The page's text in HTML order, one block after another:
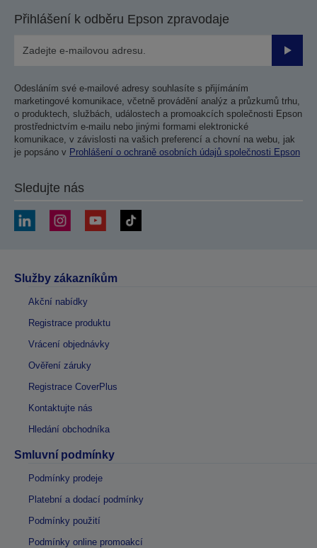
Přihlášení k odběru Epson zpravodaje
Odesláním své e-mailové adresy souhlasíte s přijímáním
marketingové komunikace, včetně provádění analýz a průzkumů trhu,
o produktech, službách, událostech a promoakcích společnosti Epson
prostřednictvím e-mailu nebo jinými formami elektronické
komunikace, v závislosti na vašich preferencí a chovní na webu, jak
je popsáno v Prohlášení o ochraně osobních údajů společnosti Epson
Sledujte nás
Služby zákazníkům
Akční nabídky
Registrace produktu
Vrácení objednávky
Ověření záruky
Registrace CoverPlus
Kontaktujte nás
Hledání obchodníka
Smluvní podmínky
Podmínky prodeje
Platební a dodací podmínky
Podmínky použití
Podmínky online promoakcí